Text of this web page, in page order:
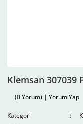
Klemsan 307039
(0 Yorum) | Yorum Yap
Kategori